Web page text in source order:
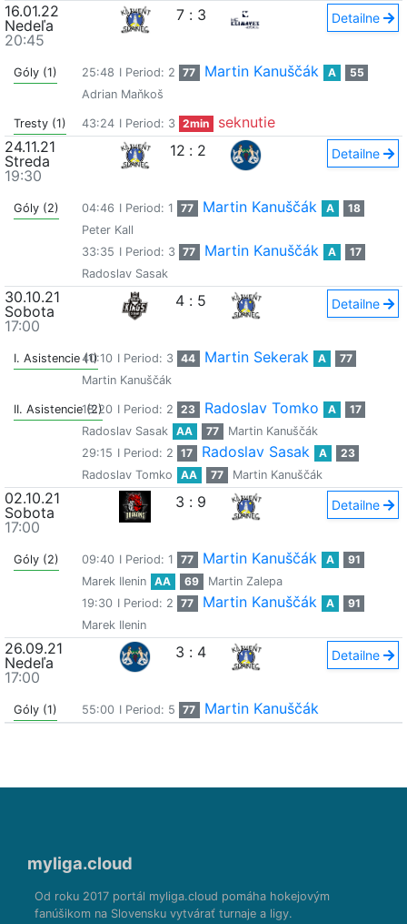
16.01.22
Nedeľa
20:45
7 : 3 Detailne
Góly (1) 25:48 I Period: 2 77 Martin Kanuščák A
55
Adrian Maňkoš
Tresty (1) 43:24 I Period: 3 2min
seknutie
24.11.21
Streda
19:30
12 : 2 Detailne
Góly (2) 04:46 I Period: 1 77 Martin Kanuščák A
18
Peter Kall
33:35 I Period: 3 77 Martin Kanuščák A
17
Radoslav Sasak
30.10.21
Sobota
17:00
4 : 5 Detailne
I. Asistencie (1)40:10 I Period: 3 44 Martin Sekerak A
77
Martin Kanuščák
II. Asistencie (2)
18:20 I Period: 2 23 Radoslav Tomko A
17
Radoslav Sasak
AA 77
Martin Kanuščák
29:15 I Period: 2 17 Radoslav Sasak A
23
Radoslav Tomko
AA 77 Martin Kanuščák
02.10.21
Sobota
17:00
3 : 9 Detailne
Góly (2) 09:40 I Period: 1 77 Martin Kanuščák A
91
Marek Ilenin
AA 69
Martin Zalepa
19:30 I Period: 2 77 Martin Kanuščák A
91
Marek Ilenin
26.09.21
Nedeľa
17:00
3 : 4 Detailne
Góly (1) 55:00 I Period: 5 77 Martin Kanuščák
myliga.cloud
Od roku 2017 portál myliga.cloud pomáha hokejovým
fanúšikom na Slovensku vytvárať turnaje a ligy.